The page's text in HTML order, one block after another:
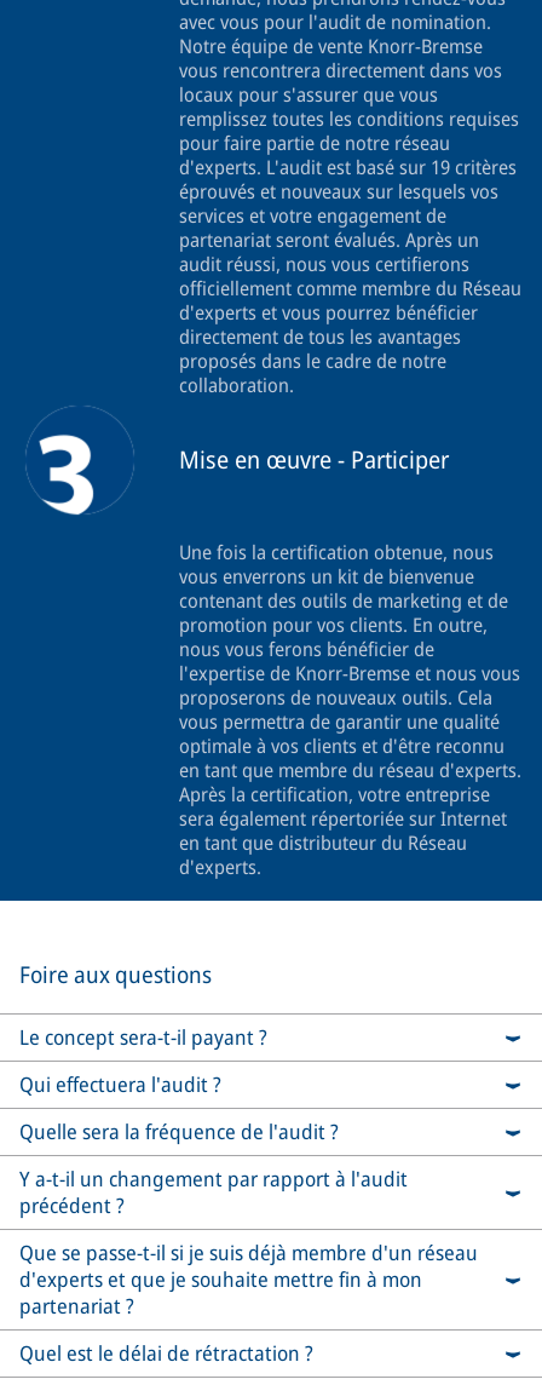
avec vous pour l'audit de nomination.
Notre équipe de vente Knorr-Bremse
vous rencontrera directement dans vos
locaux pour s'assurer que vous
remplissez toutes les conditions requises
pour faire partie de notre réseau
d'experts. L'audit est basé sur 19 critères
éprouvés et nouveaux sur lesquels vos
services et votre engagement de
partenariat seront évalués. Après un
audit réussi, nous vous certifierons
officiellement comme membre du Réseau
d'experts et vous pourrez bénéficier
directement de tous les avantages
proposés dans le cadre de notre
collaboration.
Mise en œuvre - Participer
Une fois la certification obtenue, nous
vous enverrons un kit de bienvenue
contenant des outils de marketing et de
promotion pour vos clients. En outre,
nous vous ferons bénéficier de
l'expertise de Knorr-Bremse et nous vous
proposerons de nouveaux outils. Cela
vous permettra de garantir une qualité
optimale à vos clients et d'être reconnu
en tant que membre du réseau d'experts.
Après la certification, votre entreprise
sera également répertoriée sur Internet
en tant que distributeur du Réseau
d'experts.
Foire aux questions
Le concept sera-t-il payant ?
Qui effectuera l'audit ?
Quelle sera la fréquence de l'audit ?
Y a-t-il un changement par rapport à l'audit
précédent ?
Que se passe-t-il si je suis déjà membre d'un réseau
d'experts et que je souhaite mettre fin à mon
partenariat ?
Quel est le délai de rétractation ?